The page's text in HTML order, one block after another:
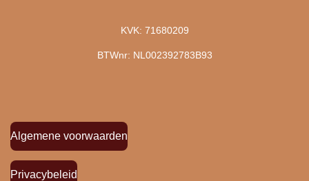
KVK: 71680209
BTWnr: NL002392783B93
Algemene voorwaarden
Privacybeleid